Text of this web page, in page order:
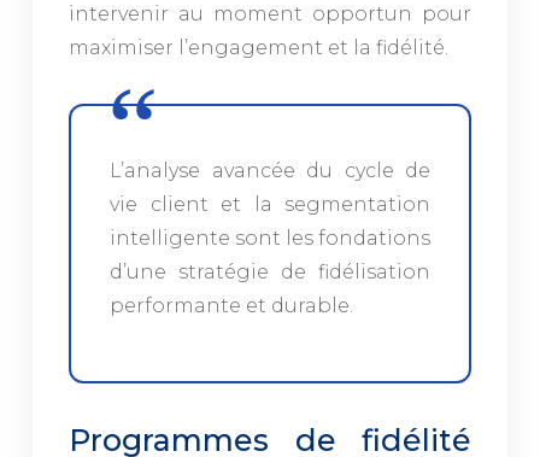
intervenir au moment opportun pour
maximiser l’engagement et la fidélité.
L’analyse avancée du cycle de
vie client et la segmentation
intelligente sont les fondations
d’une stratégie de fidélisation
performante et durable.
Programmes de fidélité